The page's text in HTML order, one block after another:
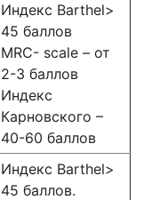
Индекс Barthel>
45 баллов
MRC- scale – от
2-3 баллов
Индекс
Карновского –
40-60 баллов
Индекс Barthel>
45 баллов.